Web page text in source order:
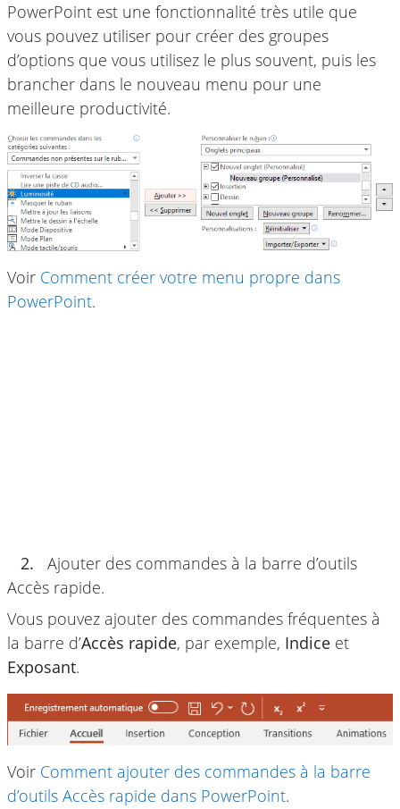
PowerPoint est une fonctionnalité très utile que
vous pouvez utiliser pour créer des groupes
d’options que vous utilisez le plus souvent, puis les
brancher dans le nouveau menu pour une
meilleure productivité.
Voir Comment créer votre menu propre dans
PowerPoint.
2.
Ajouter des commandes à la barre d’outils
Accès rapide.
Vous pouvez ajouter des commandes fréquentes à
la barre d’Accès rapide, par exemple, Indice et
Exposant.
Voir Comment ajouter des commandes à la barre
d’outils Accès rapide dans PowerPoint.